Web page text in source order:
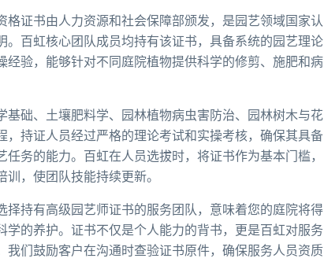
格证书由人力资源和社会保障部颁发，是园艺领域国家认
。百虹核心团队成员均持有该证书，具备系统的园艺理论
经验，能够针对不同庭院植物提供科学的修剪、施肥和病
基础、土壤肥料学、园林植物病虫害防治、园林树木与花
，持证人员经过严格的理论考试和实操考核，确保其具备
任务的能力。百虹在人员选拔时，将证书作为基本门槛，
，使团队技能持续更新。
择持有高级园艺师证书的服务团队，意味着您的庭院将得
学的养护。证书不仅是个人能力的背书，更是百虹对服务
我们鼓励客户在沟通时查验证书原件，确保服务人员资质